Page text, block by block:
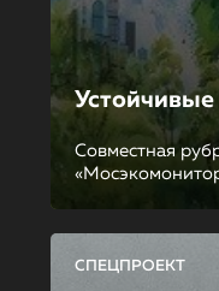
Устойчивые
Совместная
СПЕЦПРОЕКТ